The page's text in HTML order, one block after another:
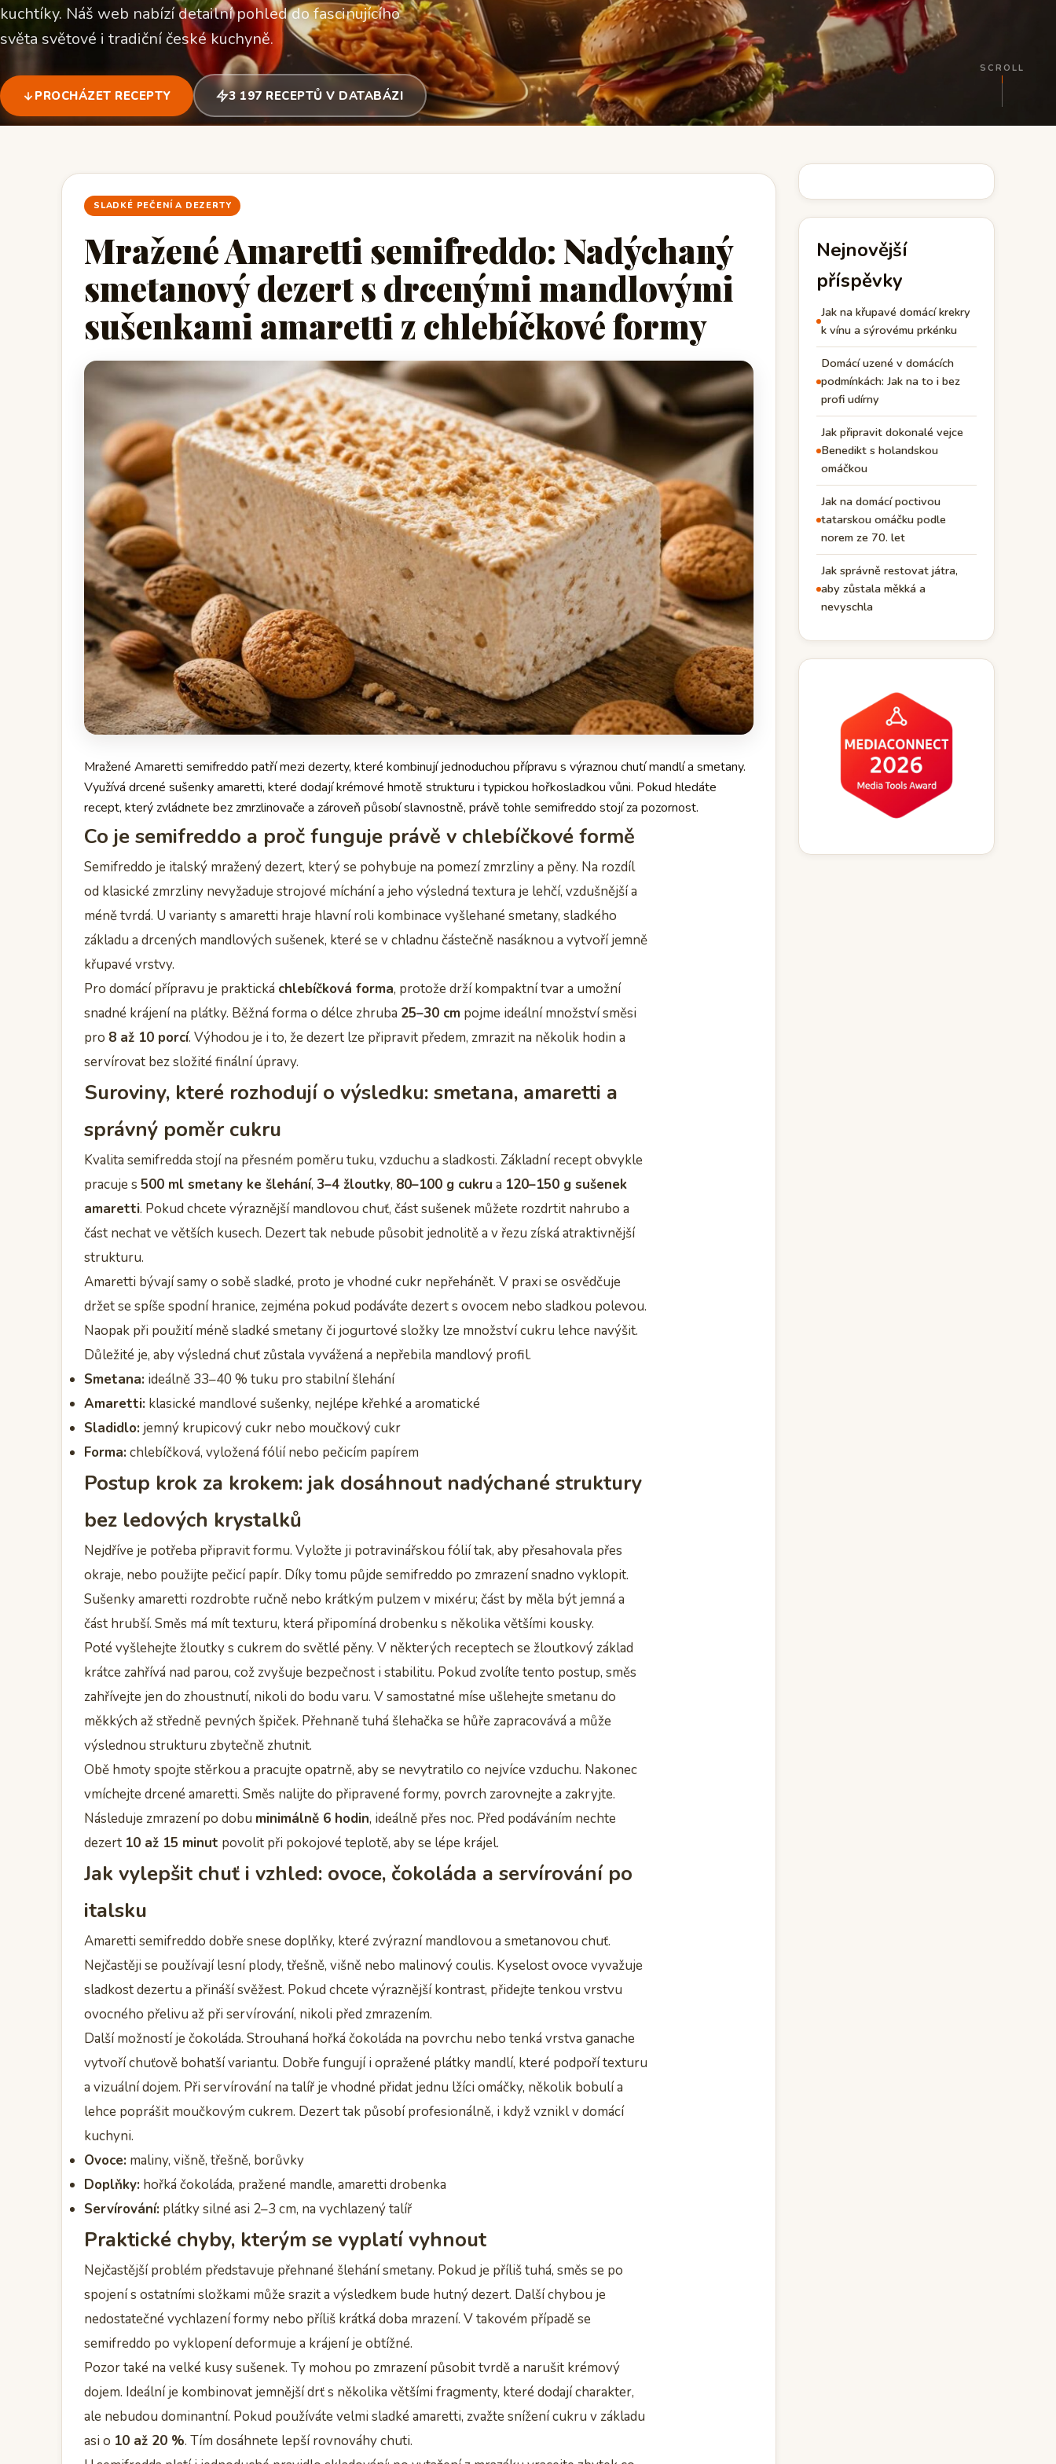
kuchtíky. Náš web nabízí detailní pohled do fascinujícího
světa světové i tradiční české kuchyně.
PROCHÁZET RECEPTY 3 197 RECEPTŮ V DATABÁZI
SCROLL
SLADKÉ PEČENÍ A DEZERTY
Mražené Amaretti semifreddo: Nadýchaný
smetanový dezert s drcenými mandlovými
sušenkami amaretti z chlebíčkové formy
Mražené Amaretti semifreddo patří mezi dezerty, které kombinují jednoduchou přípravu s výraznou chutí mandlí a smetany.
Využívá drcené sušenky amaretti, které dodají krémové hmotě strukturu i typickou hořkosladkou vůni. Pokud hledáte
recept, který zvládnete bez zmrzlinovače a zároveň působí slavnostně, právě tohle semifreddo stojí za pozornost.
Co je semifreddo a proč funguje právě v chlebíčkové formě
Semifreddo je italský mražený dezert, který se pohybuje na pomezí zmrzliny a pěny. Na rozdíl
od klasické zmrzliny nevyžaduje strojové míchání a jeho výsledná textura je lehčí, vzdušnější a
méně tvrdá. U varianty s amaretti hraje hlavní roli kombinace vyšlehané smetany, sladkého
základu a drcených mandlových sušenek, které se v chladnu částečně nasáknou a vytvoří jemně
křupavé vrstvy.
Pro domácí přípravu je praktická chlebíčková forma, protože drží kompaktní tvar a umožní
snadné krájení na plátky. Běžná forma o délce zhruba 25–30 cm pojme ideální množství směsi
pro 8 až 10 porcí. Výhodou je i to, že dezert lze připravit předem, zmrazit na několik hodin a
servírovat bez složité finální úpravy.
Suroviny, které rozhodují o výsledku: smetana, amaretti a
správný poměr cukru
Kvalita semifredda stojí na přesném poměru tuku, vzduchu a sladkosti. Základní recept obvykle
pracuje s 500 ml smetany ke šlehání, 3–4 žloutky, 80–100 g cukru a 120–150 g sušenek
amaretti. Pokud chcete výraznější mandlovou chuť, část sušenek můžete rozdrtit nahrubo a
část nechat ve větších kusech. Dezert tak nebude působit jednolitě a v řezu získá atraktivnější
strukturu.
Amaretti bývají samy o sobě sladké, proto je vhodné cukr nepřehánět. V praxi se osvědčuje
držet se spíše spodní hranice, zejména pokud podáváte dezert s ovocem nebo sladkou polevou.
Naopak při použití méně sladké smetany či jogurtové složky lze množství cukru lehce navýšit.
Důležité je, aby výsledná chuť zůstala vyvážená a nepřebila mandlový profil.
Smetana: ideálně 33–40 % tuku pro stabilní šlehání
Amaretti: klasické mandlové sušenky, nejlépe křehké a aromatické
Sladidlo: jemný krupicový cukr nebo moučkový cukr
Forma:chlebíčková, vyložená fólií nebo pečicím papírem
Postup krok za krokem: jak dosáhnout nadýchané struktury
bez ledových krystalků
Nejdříve je potřeba připravit formu. Vyložte ji potravinářskou fólií tak, aby přesahovala přes
okraje, nebo použijte pečicí papír. Díky tomu půjde semifreddo po zmrazení snadno vyklopit.
Sušenky amaretti rozdrobte ručně nebo krátkým pulzem v mixéru; část by měla být jemná a
část hrubší. Směs má mít texturu, která připomíná drobenku s několika většími kousky.
Poté vyšlehejte žloutky s cukrem do světlé pěny. V některých receptech se žloutkový základ
krátce zahřívá nad parou, což zvyšuje bezpečnost i stabilitu. Pokud zvolíte tento postup, směs
zahřívejte jen do zhoustnutí, nikoli do bodu varu. V samostatné míse ušlehejte smetanu do
měkkých až středně pevných špiček. Přehnaně tuhá šlehačka se hůře zapracovává a může
výslednou strukturu zbytečně zhutnit.
Obě hmoty spojte stěrkou a pracujte opatrně, aby se nevytratilo co nejvíce vzduchu. Nakonec
vmíchejte drcené amaretti. Směs nalijte do připravené formy, povrch zarovnejte a zakryjte.
Následuje zmrazení po dobu minimálně 6 hodin, ideálně přes noc. Před podáváním nechte
dezert 10 až 15 minut povolit při pokojové teplotě, aby se lépe krájel.
Jak vylepšit chuť i vzhled: ovoce, čokoláda a servírování po
italsku
Amaretti semifreddo dobře snese doplňky, které zvýrazní mandlovou a smetanovou chuť.
Nejčastěji se používají lesní plody, třešně, višně nebo malinový coulis. Kyselost ovoce vyvažuje
sladkost dezertu a přináší svěžest. Pokud chcete výraznější kontrast, přidejte tenkou vrstvu
ovocného přelivu až při servírování, nikoli před zmrazením.
Další možností je čokoláda. Strouhaná hořká čokoláda na povrchu nebo tenká vrstva ganache
vytvoří chuťově bohatší variantu. Dobře fungují i opražené plátky mandlí, které podpoří texturu
a vizuální dojem. Při servírování na talíř je vhodné přidat jednu lžíci omáčky, několik bobulí a
lehce poprášit moučkovým cukrem. Dezert tak působí profesionálně, i když vznikl v domácí
kuchyni.
Ovoce: maliny, višně, třešně, borůvky
Doplňky: hořká čokoláda, pražené mandle, amaretti drobenka
Servírování: plátky silné asi 2–3 cm, na vychlazený talíř
Praktické chyby, kterým se vyplatí vyhnout
Nejčastější problém představuje přehnané šlehání smetany. Pokud je příliš tuhá, směs se po
spojení s ostatními složkami může srazit a výsledkem bude hutný dezert. Další chybou je
nedostatečné vychlazení formy nebo příliš krátká doba mrazení. V takovém případě se
semifreddo po vyklopení deformuje a krájení je obtížné.
Pozor také na velké kusy sušenek. Ty mohou po zmrazení působit tvrdě a narušit krémový
dojem. Ideální je kombinovat jemnější drť s několika většími fragmenty, které dodají charakter,
ale nebudou dominantní. Pokud používáte velmi sladké amaretti, zvažte snížení cukru v základu
asi o 10 až 20 %. Tím dosáhnete lepší rovnováhy chuti.
Nejnovější
příspěvky
Jak na křupavé domácí krekry
k vínu a sýrovému prkénku
Domácí uzené v domácích
podmínkách: Jak na to i bez
profi udírny
Jak připravit dokonalé vejce
Benedikt s holandskou
omáčkou
Jak na domácí poctivou
tatarskou omáčku podle
norem ze 70. let
Jak správně restovat játra,
aby zůstala měkká a
nevyschla